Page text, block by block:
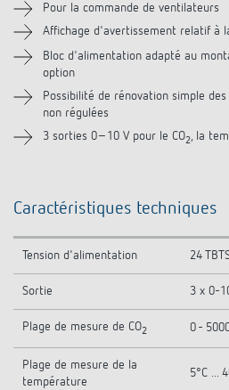
Produits similaires
Pour la commande de ventilateurs
Affichage d'avertissement relatif à
Bloc d'alimentation adapté au
option
Possibilité de rénovation simple
non régulées
3 sorties 0–10 V pour le CO2, la
Caractéristiques techniques
Tension d'alimentation 24
Sortie 3 x 0-
Plage de mesure de CO2 0 -
Plage de mesure de la
température
5°C ...